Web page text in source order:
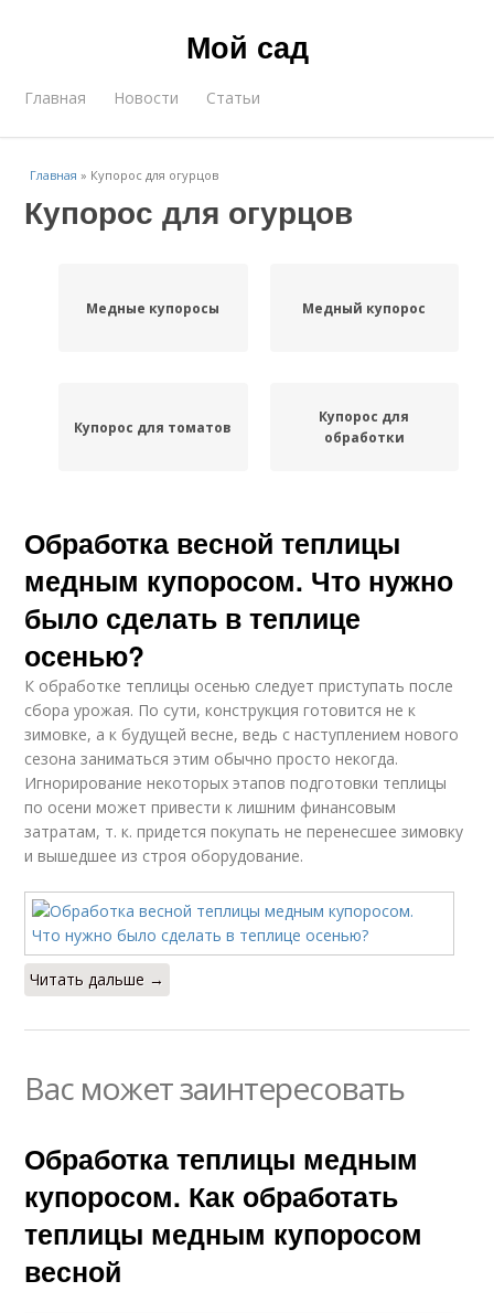
Мой сад
Главная Новости Статьи
Главная » Купорос для огурцов
Купорос для огурцов
Медные купоросы Медный купорос
Купорос для томатов
Купорос для
обработки
Обработка весной теплицы
медным купоросом. Что нужно
было сделать в теплице
осенью?
К обработке теплицы осенью следует приступать после
сбора урожая. По сути, конструкция готовится не к
зимовке, а к будущей весне, ведь с наступлением нового
сезона заниматься этим обычно просто некогда.
Игнорирование некоторых этапов подготовки теплицы
по осени может привести к лишним финансовым
затратам, т. к. придется покупать не перенесшее зимовку
и вышедшее из строя оборудование.
Читать дальше →
Вас может заинтересовать
Обработка теплицы медным
купоросом. Как обработать
теплицы медным купоросом
весной